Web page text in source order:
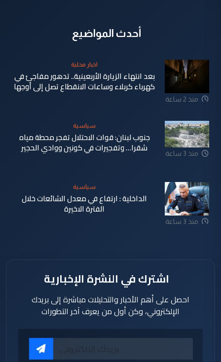
أحدث المواضيع
منذ 2 ساعة
اخبار محلية
بعد انتهاء الزيارة الأربعينية.. تدهور مفاجئ في
كهرباء كربلاء وساعات الانقطاع تصل إلى أوجها
منذ 3 ساعة
سياسية
جنوب لبنان: قوات الاحتلال تفجر محطة مياه
شقرا… وتفجيرات في كونين ووادي الحجير
منذ 3 ساعة
سياسية
الداخلية : ارتفاع في معدل الشائعات خلال
الفترة الاخيرة
اشترك في النشرة الإخبارية
احصل على أهم الأخبار والتحليلات مباشرة إلى بريدك
الإلكتروني، وكن أول من يعرف آخر التطورات